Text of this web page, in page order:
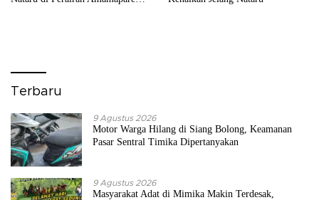
Terbaru
9 Agustus 2026
Motor Warga Hilang di Siang Bolong, Keamanan
Pasar Sentral Timika Dipertanyakan
9 Agustus 2026
Masyarakat Adat di Mimika Makin Terdesak,